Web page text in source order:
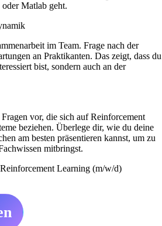
Matlab geht.
im Team. Frage nach der
an Praktikanten. Das zeigt, dass du
bist, sondern auch an der
vor, die sich auf Reinforcement
beziehen. Überlege dir, wie du deine
am besten präsentieren kannst, um zu
mitbringst.
Learning (m/w/d)